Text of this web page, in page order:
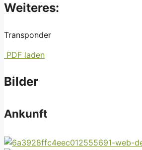
Weiteres:
Transponder
PDF laden
Bilder
Ankunft